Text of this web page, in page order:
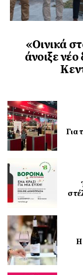
«Οινικά
άνοιξε
Για
Η